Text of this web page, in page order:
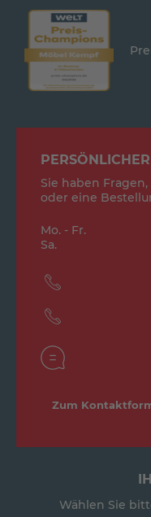
Sie haben
oder eine
Mo. - Fr.
Sa.
Zum
Wählen Sie